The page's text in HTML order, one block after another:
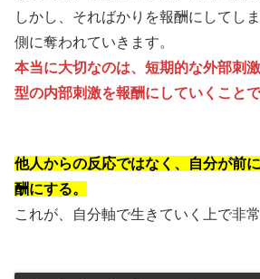
しかし、そればかりを報酬にしてし
側に奪われていきます。
本当に大切なのは、短期的な外部刺
型の内部刺激を報酬にしていくことで
他人からの反応ではなく、自分が前
酬にする。
これが、自分軸で生きていく上で非常